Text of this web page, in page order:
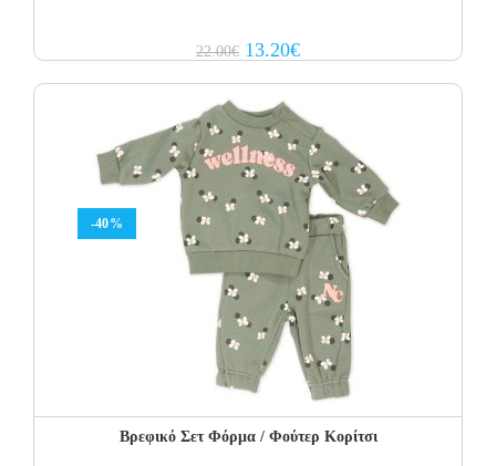
22.00€ Original
price
13.20€Current
price
-40%
Βρεφικό Σετ Φόρμα / Φούτερ Κορίτσι